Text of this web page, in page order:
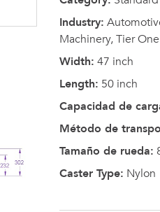
Industry:
Machinery, Tier
Width: 47 inch
Length: 50 inch
Capacidad de
Método de
Tamaño de rueda:
Caster Type: Nylon